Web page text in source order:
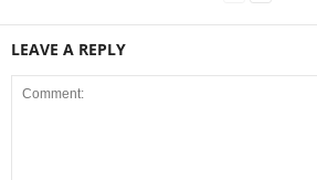
LEAVE A REPLY